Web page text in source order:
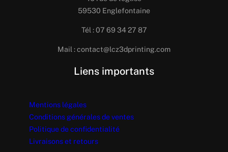
59530 Englefontaine
Tél : 07 69 34 27 87
Mail : contact@lcz3dprinting.com
Liens importants
Mentions légales
Conditions générales de ventes
Politique de confidentialité
Livraisons et retours